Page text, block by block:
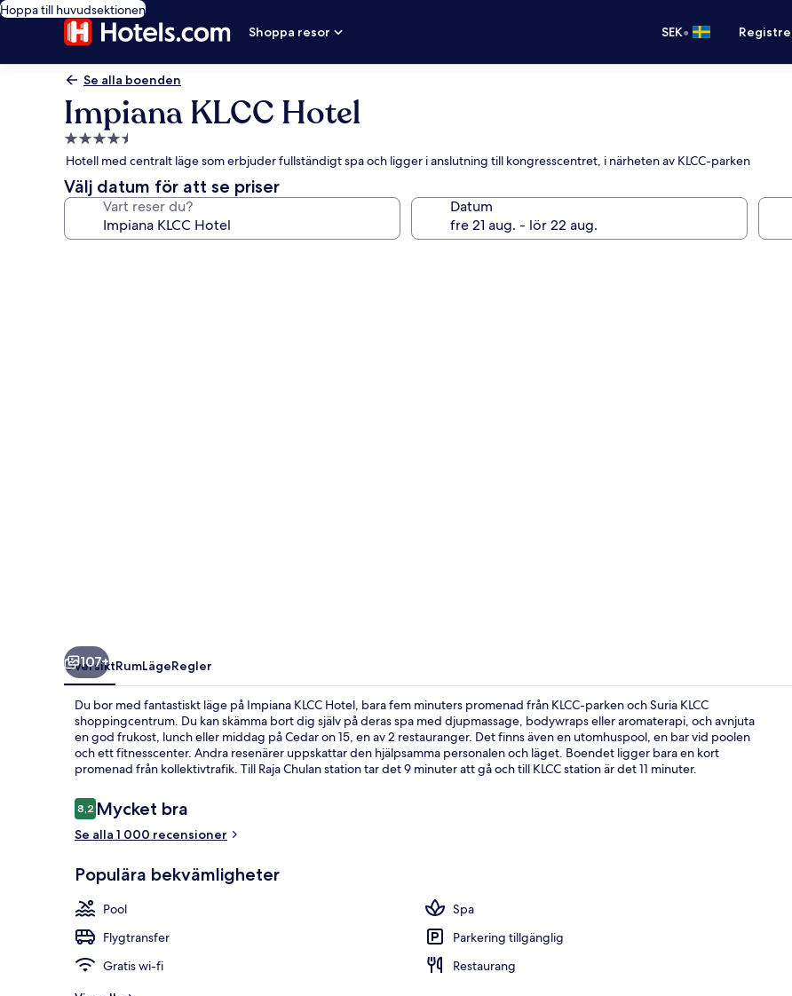
Hoppa till huvudsektionen
Shoppa resor
SEK•
Se alla boenden
Impiana KLCC Hotel
4.5-
stjärnigt
boende
Hotell med centralt läge som erbjuder fullständigt spa och ligger i anslutning till kongresscentret, i närheten av KLCC-parken
Välj datum för att se priser
Vart reser du? Datum
107+
ÖversiktRumLägeRegler
Du bor med fantastiskt läge på Impiana KLCC Hotel, bara fem minuters promenad från KLCC-parken och Suria KLCC
shoppingcentrum. Du kan skämma bort dig själv på deras spa med djupmassage, bodywraps eller aromaterapi, och avnjuta
en god frukost, lunch eller middag på Cedar on 15, en av 2 restauranger. Det finns även en utomhuspool, en bar vid poolen
och ett fitnesscenter. Andra resenärer uppskattar den hjälpsamma personalen och läget. Boendet ligger bara en kort
promenad från kollektivtrafik. Till Raja Chulan station tar det 9 minuter att gå och till KLCC station är det 11 minuter.
Recensioner
8,28,2 av 10,
Mycket bra
Se alla 1 000 recensioner
Populära bekvämligheter
Pool
Spa
Flygtransfer
Parkering tillgänglig
Gratis wi-fi
Restaurang